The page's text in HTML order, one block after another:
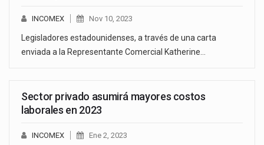
INCOMEX Nov 10, 2023
Legisladores estadounidenses, a través de una carta
enviada a la Representante Comercial Katherine…
Sector privado asumirá mayores costos
laborales en 2023
INCOMEX Ene 2, 2023